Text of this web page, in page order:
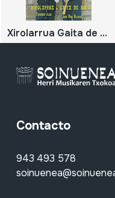
Xirolarrua Gaita de Bota
Contacto
943 493 578